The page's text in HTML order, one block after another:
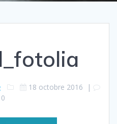
18 octobre 2016 |
0